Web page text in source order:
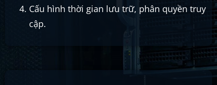
Cấu hình thời gian lưu trữ, phân quyền truy
cập.